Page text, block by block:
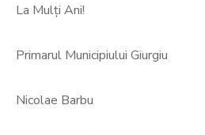
La Mulţi Ani!
Primarul Municipiului Giurgiu
Nicolae Barbu